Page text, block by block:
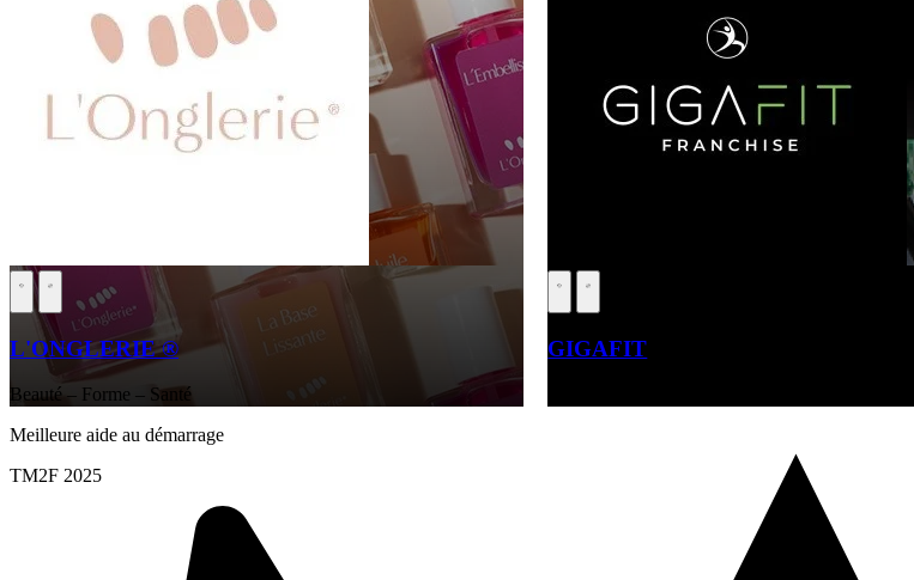
L'ONGLERIE ®
Beauté – Forme – Santé
Meilleure aide au démarrage
TM2F 2025
GIGAFIT